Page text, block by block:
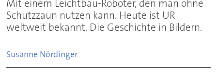
Mit einem Leichtbau-Roboter, den man ohne
Schutzzaun nutzen kann. Heute ist UR
weltweit bekannt. Die Geschichte in Bildern.
Susanne Nördinger